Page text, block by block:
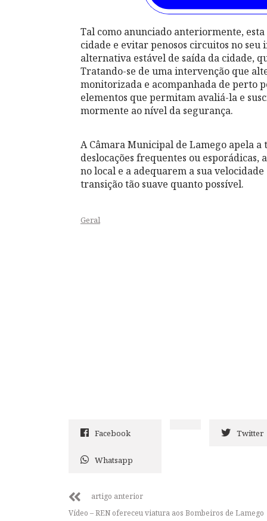
Tal como anunciado anteriormente,
cidade e evitar penosos circuitos no
alternativa estável de saída da cidade,
Tratando-se de uma intervenção que
monitorizada e acompanhada de perto
elementos que permitam avaliá-la e
mormente ao nível da segurança.
A Câmara Municipal de Lamego apela a
deslocações frequentes ou
no local e a adequarem a sua
transição tão suave quanto possível.
Geral
Facebook Twitter
Whatsapp
artigo anterior
Vídeo – REN ofereceu viatura aos Bombeiros de Lamego